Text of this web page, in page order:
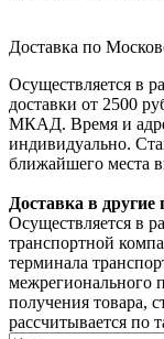
Доставка по
Осуществляется в
доставки от 2500
МКАД. Время и
индивидуально.
ближайшего места
Доставка в другие
Осуществляется в
транспортной
терминала
межрегионального
получения товара,
рассчитывается по